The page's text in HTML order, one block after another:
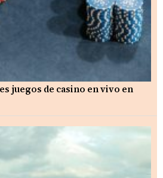
juegos de casino en vivo en